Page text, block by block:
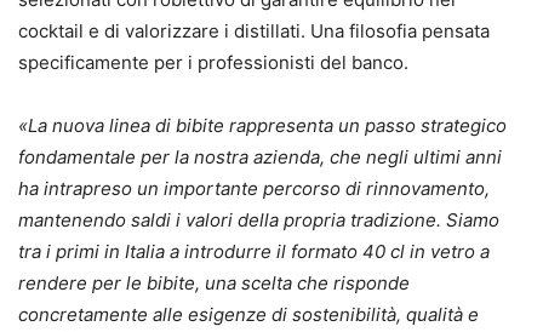
cocktail e di valorizzare i distillati. Una filosofia pensata
specificamente per i professionisti del banco.
«La nuova linea di bibite rappresenta un passo strategico
fondamentale per la nostra azienda, che negli ultimi anni
ha intrapreso un importante percorso di rinnovamento,
mantenendo saldi i valori della propria tradizione. Siamo
tra i primi in Italia a introdurre il formato 40 cl in vetro a
rendere per le bibite, una scelta che risponde
concretamente alle esigenze di sostenibilità, qualità e